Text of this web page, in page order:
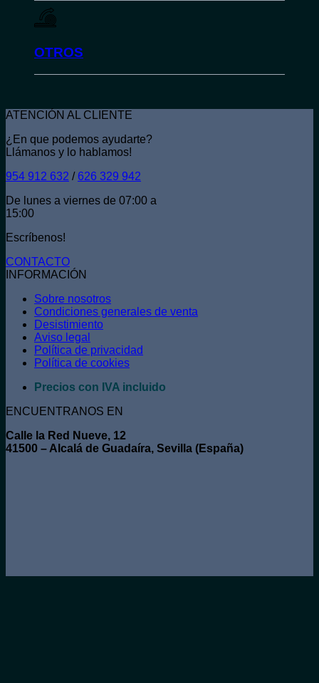
OTROS
ATENCIÓN AL CLIENTE
¿En que podemos ayudarte?
Llámanos y lo hablamos!
954 912 632 / 626 329 942
De lunes a viernes de 07:00 a
15:00
Escríbenos!
CONTACTO
INFORMACIÓN
Sobre nosotros
Condiciones generales de venta
Desistimiento
Aviso legal
Política de privacidad
Política de cookies
Precios con IVA incluido
ENCUENTRANOS EN
Calle la Red Nueve, 12
41500 – Alcalá de Guadaíra, Sevilla (España)